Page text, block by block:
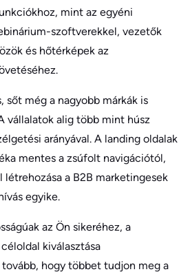
mint az egyéni
szoftverekkel, vezetők
és hőtérképek az
sőt még a nagyobb márkák is
vállalatok alig több mint húsz
arányával. A landing oldalak
mentes a zsúfolt navigációtól,
létrehozása a B2B marketingesek
egyike.
az Ön sikeréhez, a
kiválasztása
hogy többet tudjon meg a